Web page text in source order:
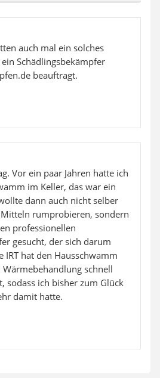
auch mal ein solches
Schädlingsbekämpfer
beauftragt.
Vor ein paar Jahren hatte ich
im Keller, das war ein
dann auch nicht selber
rumprobieren, sondern
professionellen
gesucht, der sich darum
IRT hat den Hausschwamm
schnell
sodass ich bisher zum Glück
damit hatte.